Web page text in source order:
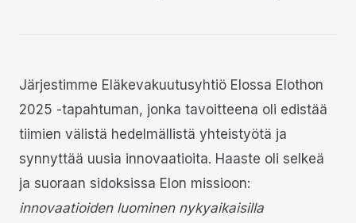
Järjestimme Eläkevakuutusyhtiö Elossa Elothon
2025 -tapahtuman, jonka tavoitteena oli edistää
tiimien välistä hedelmällistä yhteistyötä ja
synnyttää uusia innovaatioita. Haaste oli selkeä
ja suoraan sidoksissa Elon missioon:
innovaatioiden luominen nykyaikaisilla